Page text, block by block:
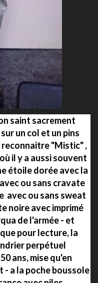
saint sacrement
un col et un pins
"Mistic" ,
il y a aussi souvent
étoile dorée avec la
ou sans cravate
avec ou sans sweat
noire avec imprimé
de l'armée - et
pour lecture, la
perpétuel
ans, mise qu'en
a la poche boussole